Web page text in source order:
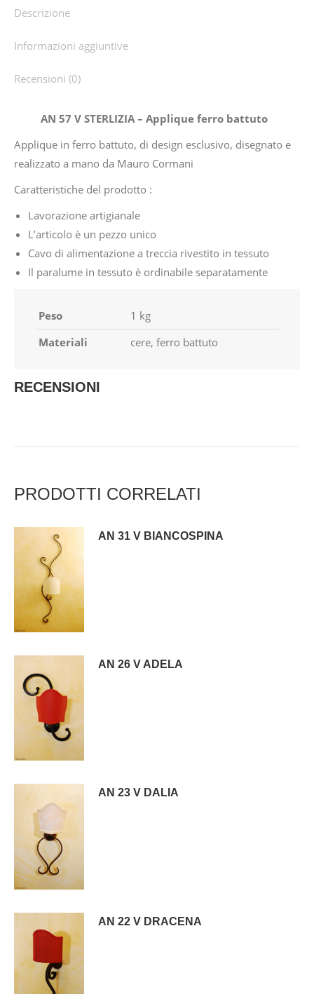
Descrizione
Informazioni aggiuntive
Recensioni (0)
AN 57 V STERLIZIA – Applique ferro battuto
Applique in ferro battuto, di design esclusivo, disegnato e
realizzato a mano da Mauro Cormani
Caratteristiche del prodotto :
Lavorazione artigianale
L’articolo è un pezzo unico
Cavo di alimentazione a treccia rivestito in tessuto
Il paralume in tessuto è ordinabile separatamente
Peso
1 kg
Materiali
cere, ferro battuto
RECENSIONI
PRODOTTI CORRELATI
AN 31 V BIANCOSPINA
AN 26 V ADELA
AN 23 V DALIA
AN 22 V DRACENA